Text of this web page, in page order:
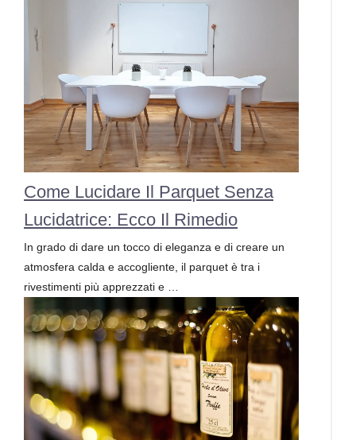
Come Lucidare Il Parquet Senza
Lucidatrice: Ecco Il Rimedio
In grado di dare un tocco di eleganza e di creare un
atmosfera calda e accogliente, il parquet è tra i
rivestimenti più apprezzati e …